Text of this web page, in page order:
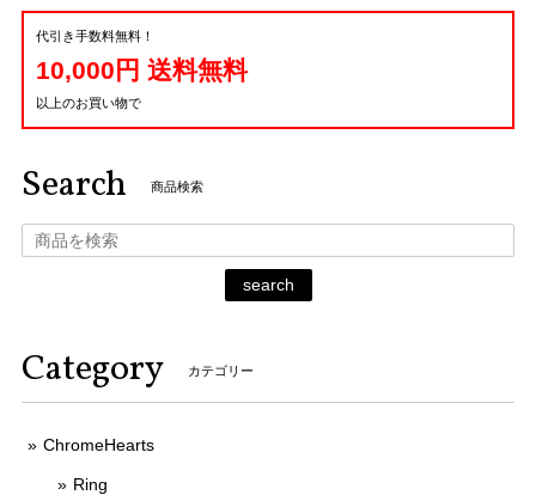
代引き手数料無料！
10,000円 送料無料
以上のお買い物で
Search 商品検索
search
Category カテゴリー
ChromeHearts
Ring